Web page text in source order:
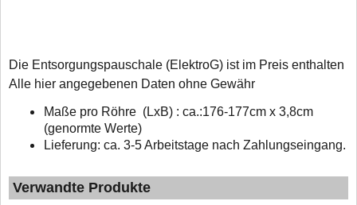
Die Entsorgungspauschale (ElektroG) ist im Preis enthalten
Alle hier angegebenen Daten ohne Gewähr
Maße pro Röhre (LxB) : ca.:176-177cm x 3,8cm
(genormte Werte)
Lieferung: ca. 3-5 Arbeitstage nach Zahlungseingang.
Verwandte Produkte